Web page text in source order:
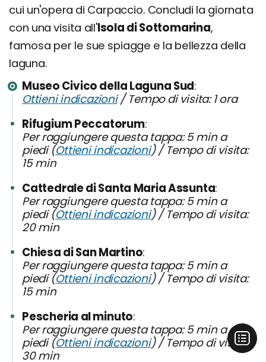
cui un'opera di Carpaccio. Concludi la giornata
con una visita all'Isola di Sottomarina,
famosa per le sue spiagge e la bellezza della
laguna.
Museo Civico della Laguna Sud
Ottieni indicazioni/ Tempo di visita: 1 ora
Rifugium Peccatorum
Per raggiungere questa tappa: 5 min a
piedi (Ottieni indicazioni) / Tempo di visita:
15 min
Cattedrale di Santa Maria Assunta
Per raggiungere questa tappa: 5 min a
piedi (Ottieni indicazioni) / Tempo di visita:
20 min
Chiesa di San Martino
Per raggiungere questa tappa: 5 min a
piedi (Ottieni indicazioni) / Tempo di visita:
15 min
Pescheria al minuto
Per raggiungere questa tappa: 5 min a
piedi (Ottieni indicazioni) / Tempo di visita:
30 min